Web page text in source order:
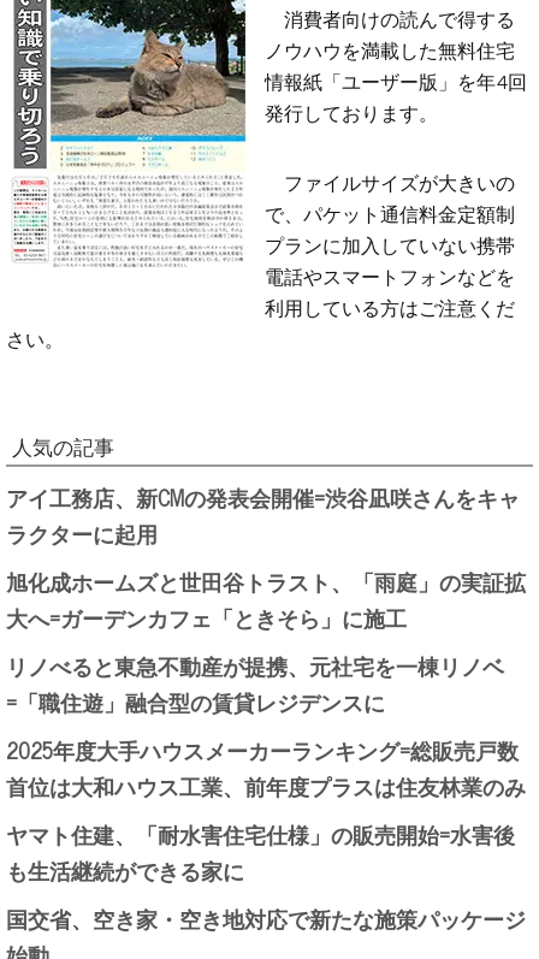
消費者向けの読んで得する
ノウハウを満載した無料住宅
情報紙「ユーザー版」を年4回
発行しております。
ファイルサイズが大きいの
で、パケット通信料金定額制
プランに加入していない携帯
電話やスマートフォンなどを
利用している方はご注意くだ
さい。
人気の記事
アイ工務店、新CMの発表会開催=渋谷凪咲さんをキャ
ラクターに起用
旭化成ホームズと世田谷トラスト、「雨庭」の実証拡
大へ=ガーデンカフェ「ときそら」に施工
リノべると東急不動産が提携、元社宅を一棟リノベ
=「職住遊」融合型の賃貸レジデンスに
2025年度大手ハウスメーカーランキング=総販売戸数
首位は大和ハウス工業、前年度プラスは住友林業のみ
ヤマト住建、「耐水害住宅仕様」の販売開始=水害後
も生活継続ができる家に
国交省、空き家・空き地対応で新たな施策パッケージ